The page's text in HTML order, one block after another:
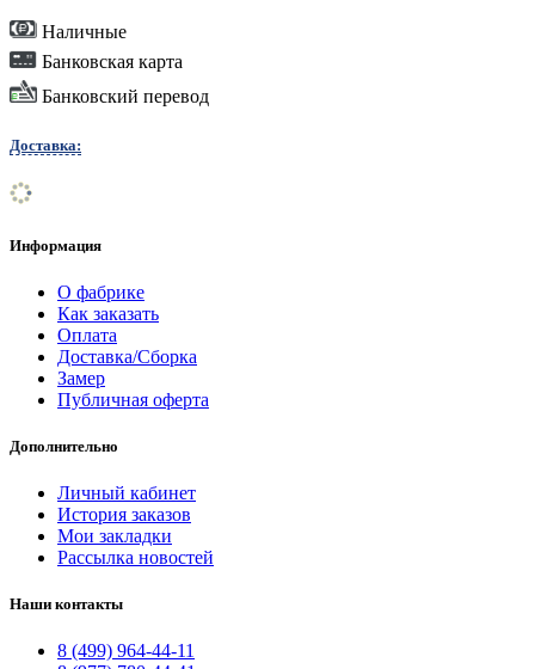
Наличные
Банковская карта
Банковский перевод
Доставка:
Информация
О фабрике
Как заказать
Оплата
Доставка/Сборка
Замер
Публичная оферта
Дополнительно
Личный кабинет
История заказов
Мои закладки
Рассылка новостей
Наши контакты
8 (499) 964-44-11